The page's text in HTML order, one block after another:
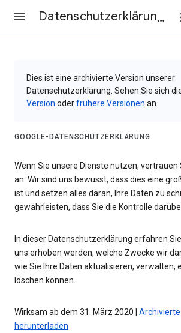
Datenschutzerklärung & Nutzungsbedingungen
Dies ist eine archivierte Version unserer
Datenschutzerklärung. Sehen Sie sich
Version oderfrühere Versionen an.
GOOGLE-DATENSCHUTZERKLÄRUNG
Wenn Sie unsere Dienste nutzen, vertrauen
an. Wir sind uns bewusst, dass dies eine
ist und setzen alles daran, Ihre Daten zu
gewährleisten, dass Sie die Kontrolle
In dieser Datenschutzerklärung erfahren
uns erhoben werden, welche Zwecke wir
wie Sie Ihre Daten aktualisieren, verwalten,
löschen können.
Wirksam ab dem 31. März 2020 |
herunterladen